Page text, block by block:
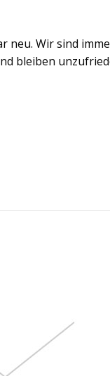
neu. Wir sind
bleiben